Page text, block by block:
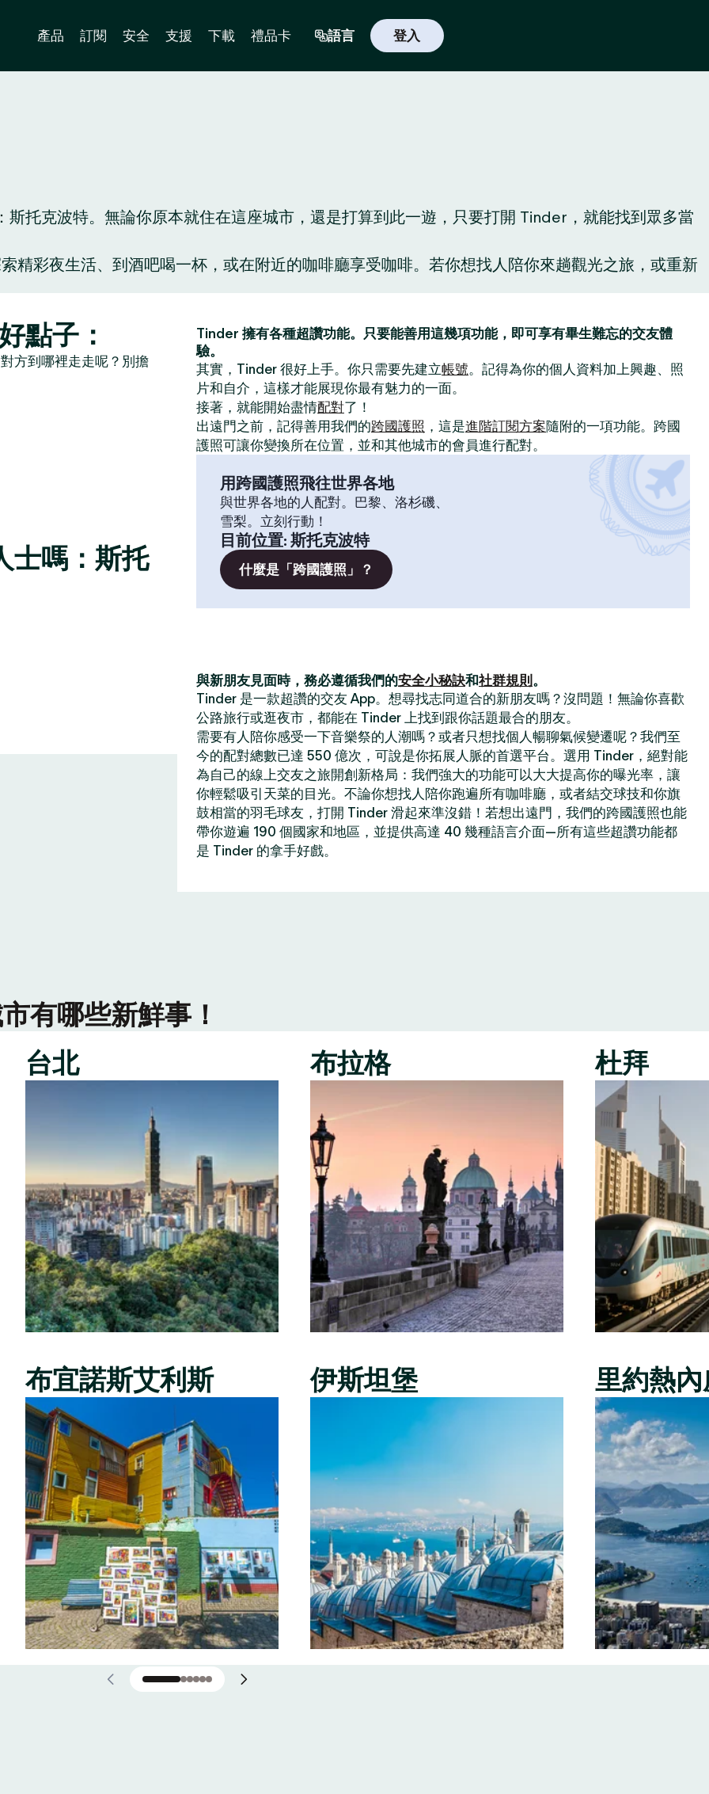
產品 訂閱 安全 支援 下載 禮品卡 語言 登入
托克波特。無論你原本就住在這座城市，還是打算到此一遊，只要打開 Tinder，就能找到眾多當
精彩夜生活、到酒吧喝一杯，或在附近的咖啡廳享受咖啡。若你想找人陪你來趟觀光之旅，或重新
點子：
方到哪裡走走呢？別擔
士嗎：斯托
Tinder 擁有各種超讚功能。只要能善用這幾項功能，即可享有畢生難忘的交友體
驗。
其實，Tinder 很好上手。你只需要先建立帳號。記得為你的個人資料加上興趣、照
片和自介，這樣才能展現你最有魅力的一面。
接著，就能開始盡情配對了！
出遠門之前，記得善用我們的跨國護照 ，這是進階訂閱方案隨附的一項功能。跨國
護照可讓你變換所在位置，並和其他城市的會員進行配對。
用跨國護照飛往世界各地
與世界各地的人配對。巴黎、洛杉磯、
雪梨。立刻行動！
目前位置: 斯托克波特
什麼是「跨國護照」？
與新朋友見面時，務必遵循我們的安全小秘訣和社群規則 。
Tinder 是一款超讚的交友 App。想尋找志同道合的新朋友嗎？沒問題！無論你喜歡
公路旅行或逛夜市，都能在 Tinder 上找到跟你話題最合的朋友。
需要有人陪你感受一下音樂祭的人潮嗎？或者只想找個人暢聊氣候變遷呢？我們至
今的配對總數已達 550 億次，可說是你拓展人脈的首選平台。選用 Tinder，絕對能
為自己的線上交友之旅開創新格局：我們強大的功能可以大大提高你的曝光率，讓
你輕鬆吸引天菜的目光。不論你想找人陪你跑遍所有咖啡廳，或者結交球技和你旗
鼓相當的羽毛球友，打開 Tinder 滑起來準沒錯！若想出遠門，我們的跨國護照也能
帶你遊遍 190 個國家和地區，並提供高達 40 幾種語言介面—所有這些超讚功能都
是 Tinder 的拿手好戲。
有哪些新鮮事！
台北
布宜諾斯艾利斯
布拉格
伊斯坦堡
杜拜
里約熱